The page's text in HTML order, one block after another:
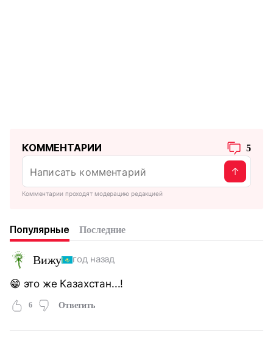
КОММЕНТАРИИ 5
Комментарии проходят модерацию редакцией
Популярные Последние
Вижу год назад
😁 это же Казахстан...!
6 Ответить